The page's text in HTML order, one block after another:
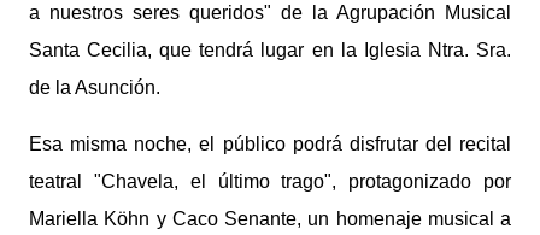
a nuestros seres queridos" de la Agrupación Musical
Santa Cecilia, que tendrá lugar en la Iglesia Ntra. Sra.
de la Asunción.
Esa misma noche, el público podrá disfrutar del recital
teatral "Chavela, el último trago", protagonizado por
Mariella Köhn y Caco Senante, un homenaje musical a